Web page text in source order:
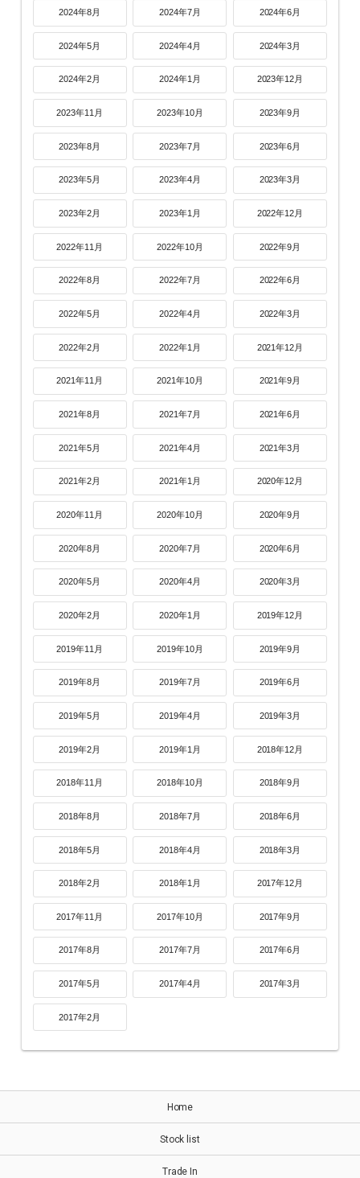
2024年8月 2024年7月 2024年6月
2024年5月 2024年4月 2024年3月
2024年2月 2024年1月 2023年12月
2023年11月 2023年10月 2023年9月
2023年8月 2023年7月 2023年6月
2023年5月 2023年4月 2023年3月
2023年2月 2023年1月 2022年12月
2022年11月 2022年10月 2022年9月
2022年8月 2022年7月 2022年6月
2022年5月 2022年4月 2022年3月
2022年2月 2022年1月 2021年12月
2021年11月 2021年10月 2021年9月
2021年8月 2021年7月 2021年6月
2021年5月 2021年4月 2021年3月
2021年2月 2021年1月 2020年12月
2020年11月 2020年10月 2020年9月
2020年8月 2020年7月 2020年6月
2020年5月 2020年4月 2020年3月
2020年2月 2020年1月 2019年12月
2019年11月 2019年10月 2019年9月
2019年8月 2019年7月 2019年6月
2019年5月 2019年4月 2019年3月
2019年2月 2019年1月 2018年12月
2018年11月 2018年10月 2018年9月
2018年8月 2018年7月 2018年6月
2018年5月 2018年4月 2018年3月
2018年2月 2018年1月 2017年12月
2017年11月 2017年10月 2017年9月
2017年8月 2017年7月 2017年6月
2017年5月 2017年4月 2017年3月
2017年2月
Home
Stock list
Trade In